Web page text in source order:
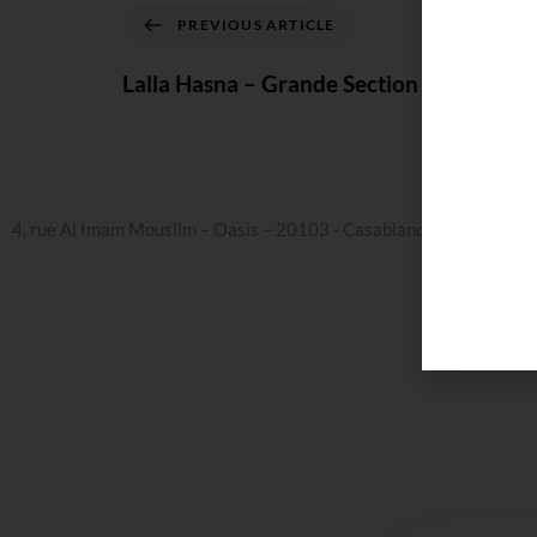
PREVIOUS ARTICLE
Lalla Hasna – Grande Section